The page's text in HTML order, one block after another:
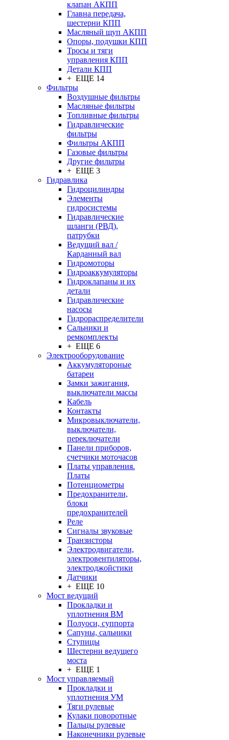
клапан АКПП
Главна передача,
шестерни КПП
Масляный щуп АКПП
Опоры, подушки КПП
Тросы и тяги
управления КПП
Детали КПП
+ ЕЩЕ 14
Фильтры
Воздушные фильтры
Масляные фильтры
Топливные фильтры
Гидравлические
фильтры
Фильтры АКПП
Газовые фильтры
Другие фильтры
+ ЕЩЕ 3
Гидравлика
Гидроцилиндры
Элементы
гидросистемы
Гидравлические
шланги (РВД),
патрубки
Ведущий вал /
Карданный вал
Гидромоторы
Гидроаккумуляторы
Гидроклапаны и их
детали
Гидравлические
насосы
Гидрораспределители
Сальники и
ремкомплекты
+ ЕЩЕ 6
Электрооборудование
Аккумулятороные
батареи
Замки зажигания,
выключатели массы
Кабель
Контакты
Микровыключатели,
выключатели,
переключатели
Панели приборов,
счетчики моточасов
Платы управления.
Платы
Потенциометры
Предохранители,
блоки
предохранителей
Реле
Сигналы звуковые
Транзисторы
Электродвигатели,
электровентиляторы,
электроджойстики
Датчики
+ ЕЩЕ 10
Мост ведущий
Прокладки и
уплотнения ВМ
Полуоси, суппорта
Сапуны, сальники
Ступицы
Шестерни ведущего
моста
+ ЕЩЕ 1
Мост управляемый
Прокладки и
уплотнения УМ
Тяги рулевые
Кулаки поворотные
Пальцы рулевые
Наконечники рулевые